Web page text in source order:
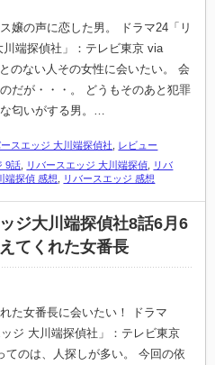
嬢の声に恋した男。 ドラマ24「リ
川端探偵社」：テレビ東京 via
のない人その女性に会いたい。 会
だが・・・。 どうもそのあと犯罪
匂いがする男。…
ースエッジ 大川端探偵社
レビュー
9話
リバースエッジ 大川端探偵
リバ
端探偵 感想
リバースエッジ 感想
ジ大川端探偵社8話6月6
てくれた女番長
た女番長に会いたい！ ドラマ
ジ 大川端探偵社」：テレビ東京
てのは、人探しが多い。 今回の依